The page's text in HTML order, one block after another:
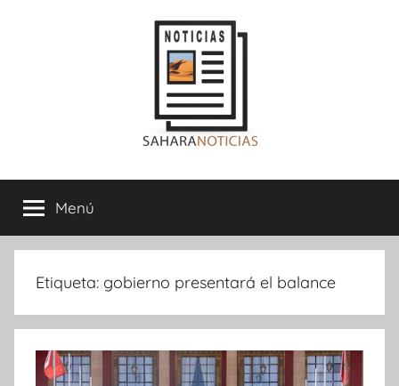
Sahara
Noticias
Menú
Etiqueta: gobierno presentará el balance